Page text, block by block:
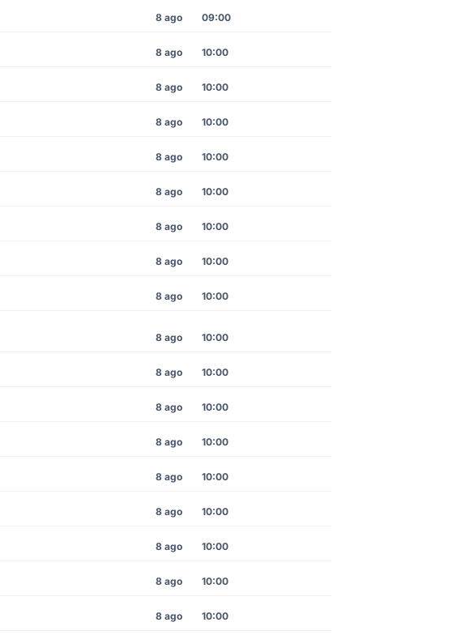
8 ago 09:00
8 ago 10:00
8 ago 10:00
8 ago 10:00
8 ago 10:00
8 ago 10:00
8 ago 10:00
8 ago 10:00
8 ago 10:00
8 ago 10:00
8 ago 10:00
8 ago 10:00
8 ago 10:00
8 ago 10:00
8 ago 10:00
8 ago 10:00
8 ago 10:00
8 ago 10:00